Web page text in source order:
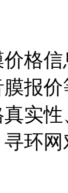
格
报
实
环